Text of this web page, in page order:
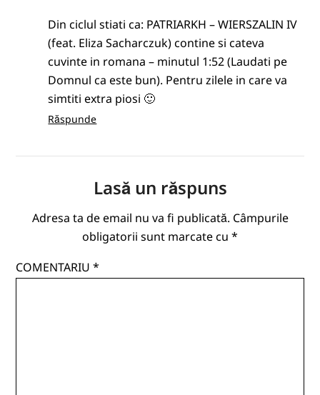
Din ciclul stiati ca: PATRIARKH – WIERSZALIN IV
(feat. Eliza Sacharczuk) contine si cateva
cuvinte in romana – minutul 1:52 (Laudati pe
Domnul ca este bun). Pentru zilele in care va
simtiti extra piosi 🙂
Răspunde
Lasă un răspuns
Adresa ta de email nu va fi publicată. Câmpurile
obligatorii sunt marcate cu *
COMENTARIU*